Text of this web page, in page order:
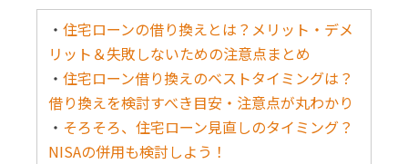
・住宅ローンの借り換えとは？メリット・デメ
リット＆失敗しないための注意点まとめ
・住宅ローン借り換えのベストタイミングは？
借り換えを検討すべき目安・注意点が丸わかり
・ そろそろ、住宅ローン見直しのタイミング？
NISAの併用も検討しよう！